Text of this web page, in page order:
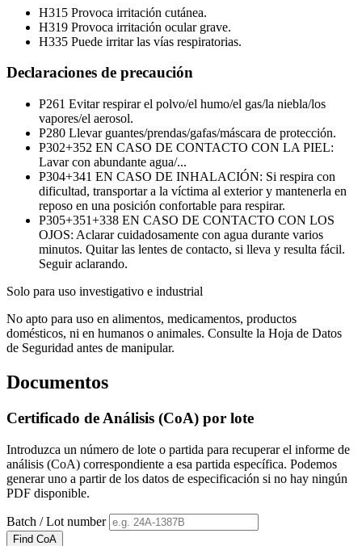
H315 Provoca irritación cutánea.
H319 Provoca irritación ocular grave.
H335 Puede irritar las vías respiratorias.
Declaraciones de precaución
P261 Evitar respirar el polvo/el humo/el gas/la niebla/los
vapores/el aerosol.
P280 Llevar guantes/prendas/gafas/máscara de protección.
P302+352 EN CASO DE CONTACTO CON LA PIEL:
Lavar con abundante agua/...
P304+341 EN CASO DE INHALACIÓN: Si respira con
dificultad, transportar a la víctima al exterior y mantenerla en
reposo en una posición confortable para respirar.
P305+351+338 EN CASO DE CONTACTO CON LOS
OJOS: Aclarar cuidadosamente con agua durante varios
minutos. Quitar las lentes de contacto, si lleva y resulta fácil.
Seguir aclarando.
Solo para uso investigativo e industrial
No apto para uso en alimentos, medicamentos, productos
domésticos, ni en humanos o animales. Consulte la Hoja de Datos
de Seguridad antes de manipular.
Documentos
Certificado de Análisis (CoA) por lote
Introduzca un número de lote o partida para recuperar el informe de
análisis (CoA) correspondiente a esa partida específica. Podemos
generar uno a partir de los datos de especificación si no hay ningún
PDF disponible.
Batch / Lot number
Find CoA